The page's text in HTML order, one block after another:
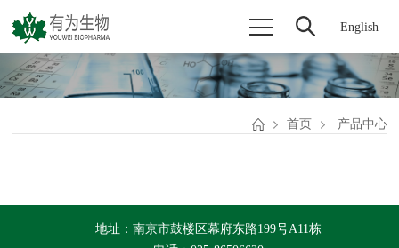
English
首页 产品中心
地址：南京市鼓楼区幕府东路199号A11栋